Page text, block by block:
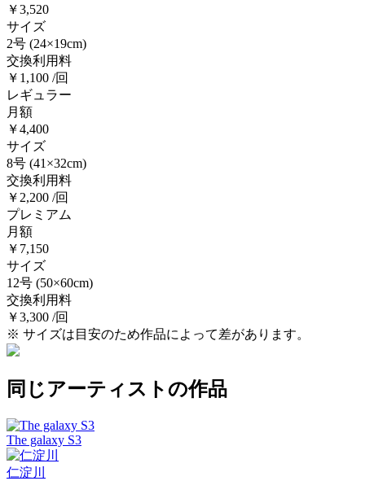
￥3,520
サイズ
2号 (24×19cm)
交換利用料
￥1,100 /回
レギュラー
月額
￥4,400
サイズ
8号 (41×32cm)
交換利用料
￥2,200 /回
プレミアム
月額
￥7,150
サイズ
12号 (50×60cm)
交換利用料
￥3,300 /回
※ サイズは目安のため作品によって差があります。
同じアーティストの作品
The galaxy S3
仁淀川